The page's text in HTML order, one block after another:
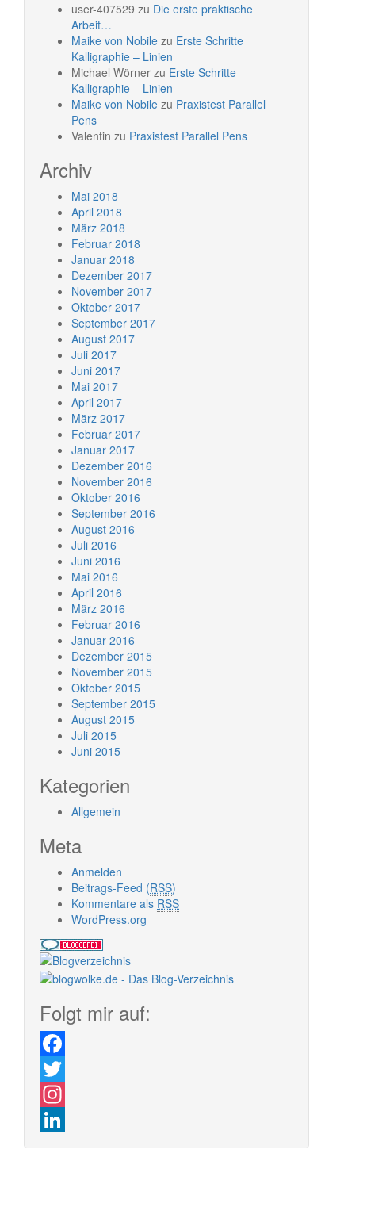
user-407529 zu Die erste praktische
Arbeit…
Maike von Nobile zu Erste Schritte
Kalligraphie – Linien
Michael Wörner zu Erste Schritte
Kalligraphie – Linien
Maike von Nobile zu Praxistest Parallel
Pens
Valentin zu Praxistest Parallel Pens
Archiv
Mai 2018
April 2018
März 2018
Februar 2018
Januar 2018
Dezember 2017
November 2017
Oktober 2017
September 2017
August 2017
Juli 2017
Juni 2017
Mai 2017
April 2017
März 2017
Februar 2017
Januar 2017
Dezember 2016
November 2016
Oktober 2016
September 2016
August 2016
Juli 2016
Juni 2016
Mai 2016
April 2016
März 2016
Februar 2016
Januar 2016
Dezember 2015
November 2015
Oktober 2015
September 2015
August 2015
Juli 2015
Juni 2015
Kategorien
Allgemein
Meta
Anmelden
Beitrags-Feed (RSS)
Kommentare als RSS
WordPress.org
Folgt mir auf:
Facebook
Twitter
Instagram
LinkedIn